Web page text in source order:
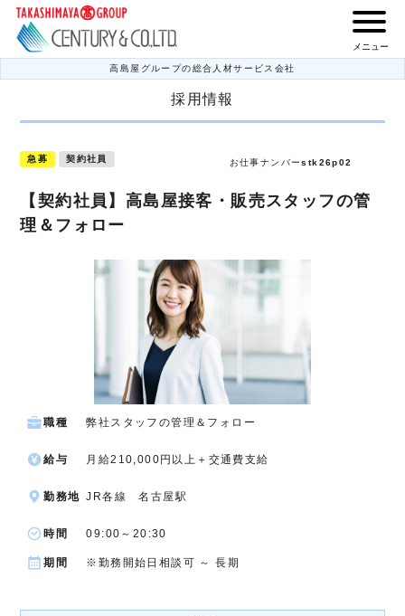
メニュー
高島屋グループの総合人材サービス会社
採用情報
急募 契約社員 お仕事ナンバーstk26p02
【契約社員】高島屋接客・販売スタッフの管
理＆フォロー
職種 弊社スタッフの管理＆フォロー
給与 月給210,000円以上＋交通費支給
勤務地 JR各線 名古屋駅
時間 09:00～20:30
期間 ※勤務開始日相談可 ～ 長期